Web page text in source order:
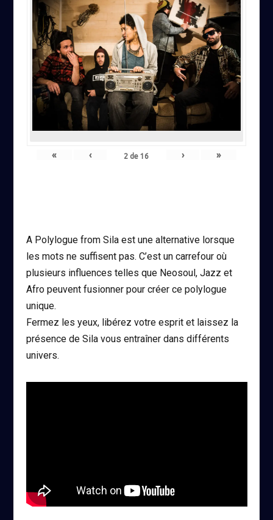
« ‹ 2 de16 › »
A Polylogue from Sila est une alternative lorsque
les mots ne suffisent pas. C’est un carrefour où
plusieurs influences telles que Neosoul, Jazz et
Afro peuvent fusionner pour créer ce polylogue
unique.
Fermez les yeux, libérez votre esprit et laissez la
présence de Sila vous entraîner dans différents
univers.